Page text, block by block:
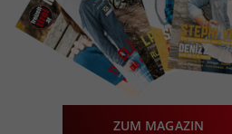
ZUM MAGAZIN